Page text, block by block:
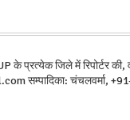
के प्रत्येक जिले में रिपोर्टर की,
सम्पादिका: चंचलवर्मा,